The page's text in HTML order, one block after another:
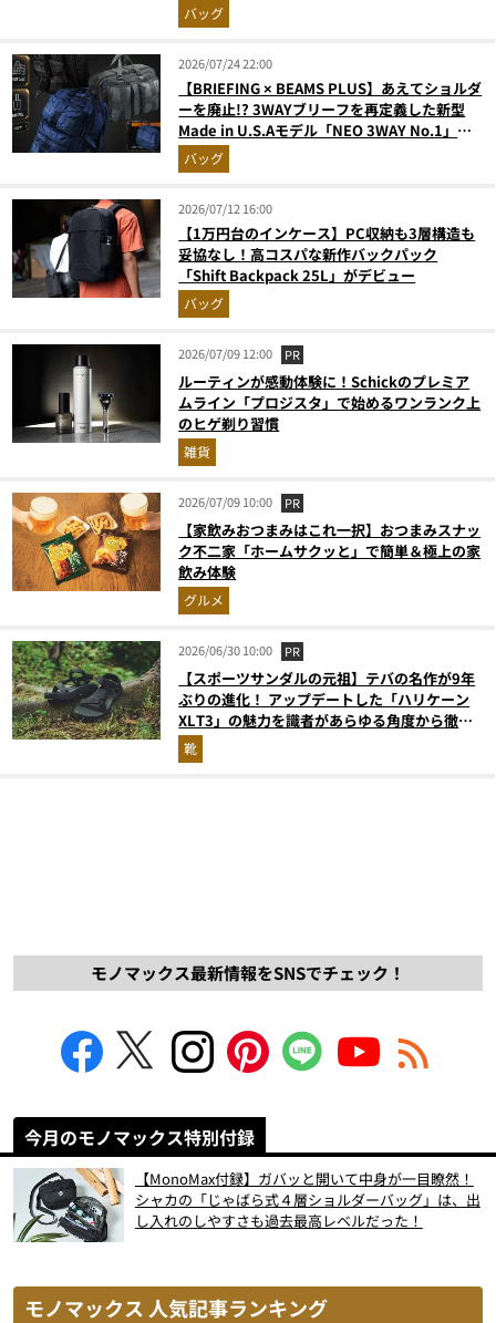
ランキングベスト3】（2026年6月版）
バッグ
2026/07/24 22:00
【BRIEFING × BEAMS PLUS】あえてショルダ
ーを廃止!? 3WAYブリーフを再定義した新型
Made in U.S.Aモデル「NEO 3WAY No.1」解
禁バッグ
2026/07/12 16:00
【1万円台のインケース】PC収納も3層構造も
妥協なし！高コスパな新作バックパック
「Shift Backpack 25L」がデビュー
バッグ
2026/07/09 12:00 PR
ルーティンが感動体験に！Schickのプレミア
ムライン「プロジスタ」で始めるワンランク上
のヒゲ剃り習慣
雑貨
2026/07/09 10:00 PR
【家飲みおつまみはこれ一択】おつまみスナッ
ク不二家「ホームサクッと」で簡単＆極上の家
飲み体験
グルメ
2026/06/30 10:00 PR
【スポーツサンダルの元祖】テバの名作が9年
ぶりの進化！ アップデートした「ハリケーン
XLT3」の魅力を識者があらゆる角度から徹底
解説！
靴
モノマックス最新情報をSNSでチェック！
今月のモノマックス特別付録
【MonoMax付録】ガバッと開いて中身が一目瞭然！
シャカの「じゃばら式４層ショルダーバッグ」は、出
し入れのしやすさも過去最高レベルだった！
モノマックス 人気記事ランキング